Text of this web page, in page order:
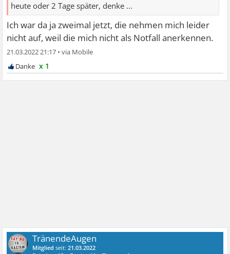
heute oder 2 Tage später, denke ...
Ich war da ja zweimal jetzt, die nehmen mich leider
nicht auf, weil die mich nicht als Notfall anerkennen.
21.03.2022 21:17 •
x 1
TränendeAugen
Mitglied seit:21.03.2022